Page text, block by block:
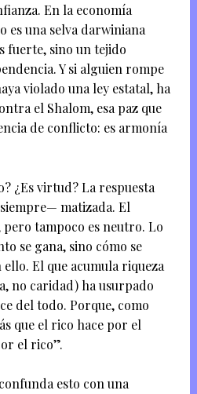
En la economía
es una selva darwiniana
fuerte, sino un tejido
Y si alguien rompe
violado una ley estatal, ha
el Shalom, esa paz que
de conflicto: es armonía
¿Es virtud? La respuesta
matizada. El
tampoco es neutro. Lo
se gana, sino cómo se
ello. El que acumula riqueza
no caridad) ha usurpado
del todo. Porque, como
que el rico hace por el
el rico”.
esto con una